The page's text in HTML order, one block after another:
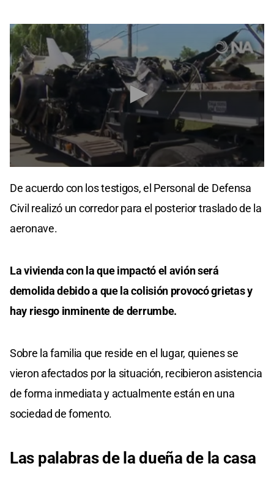
of
seconds
De acuerdo con los testigos, el Personal de Defensa
Civil realizó un corredor para el posterior traslado de la
aeronave.
La vivienda con la que impactó el avión será
demolida debido a que la colisión provocó grietas y
hay riesgo inminente de derrumbe.
Sobre la familia que reside en el lugar, quienes se
vieron afectados por la situación, recibieron asistencia
de forma inmediata y actualmente están en una
sociedad de fomento.
Las palabras de la dueña de la casa